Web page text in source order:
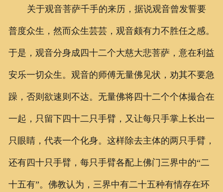
关于观音菩萨千手的来历，据说观音曾发誓要
普度众生，然而众生芸芸，观音颇有力不胜任之感。
于是，观音分身成四十二个大慈大悲菩萨，意在利益
安乐一切众生。观音的师傅无量佛见状，劝其不要急
躁，否则欲速则不达。无量佛将四十二个个体撮合在
一起，只留下四十二只手臂，又让每只手掌上长出一
只眼睛，代表一个化身。这样除去主体的两只手臂，
还有四十只手臂，每只手臂各配上佛门三界中的“二
十五有”。佛教认为，三界中有二十五种有情存在环